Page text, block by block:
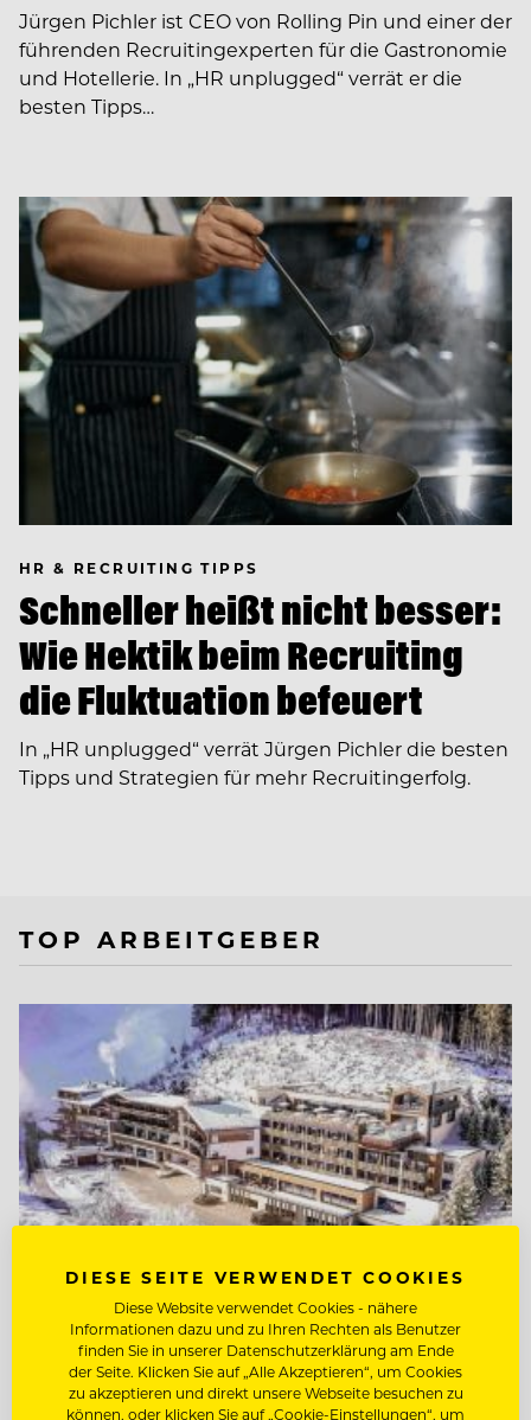
Jürgen Pichler ist CEO von Rolling Pin und einer der
führenden Recruiting­experten für die Gastronomie
und Hotellerie. In ­­„HR unplugged“ verrät er die
besten Tipps…
HR & RECRUITING TIPPS
Schneller heißt nicht besser:
Wie Hektik beim Recruiting
die Fluktuation befeuert
In ­„HR unplugged“ verrät Jürgen Pichler die besten
Tipps und Strategien für mehr Recruitingerfolg.
TOP ARBEITGEBER
TOP ARBEITGEBER
Natur- & Biohotel Bergzeit
DIESE SEITE VERWENDET COOKIES
Diese Website verwendet Cookies - nähere
Informationen dazu und zu Ihren Rechten als Benutzer
finden Sie in unserer Datenschutzerklärung am Ende
der Seite. Klicken Sie auf „Alle Akzeptieren“, um Cookies
zu akzeptieren und direkt unsere Webseite besuchen zu
können, oder klicken Sie auf „Cookie-Einstellungen“, um